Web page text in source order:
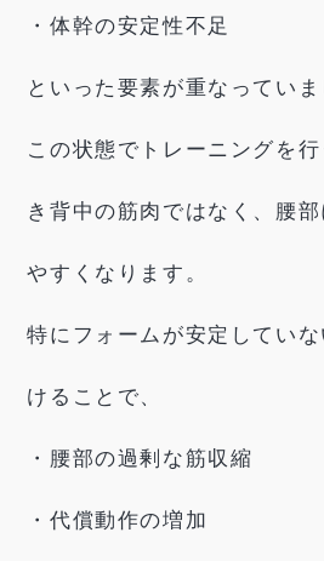
・体幹の安定性不足
といった要素が重なっていま
この状態でトレーニングを
き背中の筋肉ではなく、腰
やすくなります。
特にフォームが安定してい
けることで、
・腰部の過剰な筋収縮
・代償動作の増加